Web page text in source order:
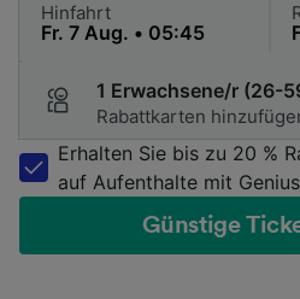
Hinfahrt
1 Erwachsene/r (26-
Rabattkarten
Erhalten Sie bis zu 20 %
auf Aufenthalte mit Genius
Günstige